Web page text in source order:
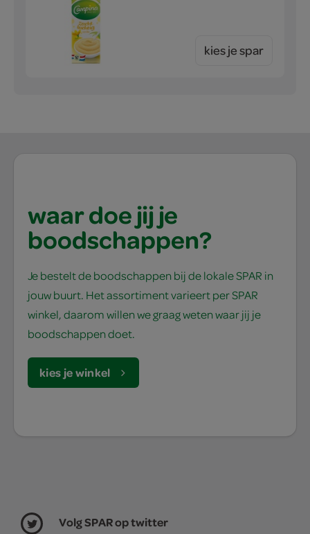
kies je spar
waar doe jij je
boodschappen?
Je bestelt de boodschappen bij de lokale SPAR in
jouw buurt. Het assortiment varieert per SPAR
winkel, daarom willen we graag weten waar jij je
boodschappen doet.
kies je winkel
Volg SPAR op twitter